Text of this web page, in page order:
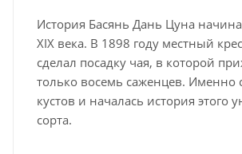
История Басянь Дань Цуна
XIX века. В 1898 году местный
сделал посадку чая, в которой
только восемь саженцев. Именно
кустов и началась история этого
сорта.